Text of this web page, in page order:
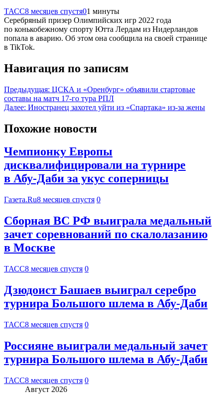
ТАСС8 месяцев спустя01 минуты
Серебряный призер Олимпийских игр 2022 года
по конькобежному спорту Ютта Лердам из Нидерландов
попала в аварию. Об этом она сообщила на своей странице
в TikTok.
Навигация по записям
Предыдущая: ЦСКА и «Оренбург» объявили стартовые
составы на матч 17-го тура РПЛ
Далее: Иностранец захотел уйти из «Спартака» из-за жены
Похожие новости
Чемпионку Европы
дисквалифицировали на турнире
в Абу-Даби за укус соперницы
Газета.Ru8 месяцев спустя 0
Сборная ВС РФ выиграла медальный
зачет соревнований по скалолазанию
в Москве
ТАСС8 месяцев спустя 0
Дзюдоист Башаев выиграл серебро
турнира Большого шлема в Абу-Даби
ТАСС8 месяцев спустя 0
Россияне выиграли медальный зачет
турнира Большого шлема в Абу-Даби
ТАСС8 месяцев спустя 0
Август 2026